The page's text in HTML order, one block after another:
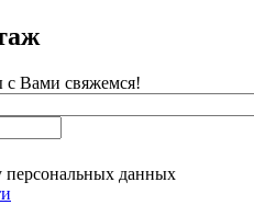
с Вами свяжемся!
персональных данных